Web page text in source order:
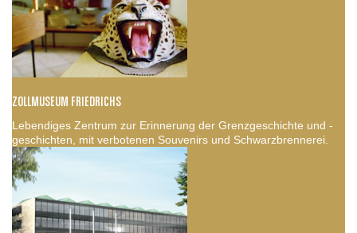
ZOLLMUSEUM FRIEDRICHS
Lebendiges Zentrum zur Erinnerung der Grenzgeschichte und -
geschichten, mit verbotenen Souvenirs und Schwarzbrennerei.